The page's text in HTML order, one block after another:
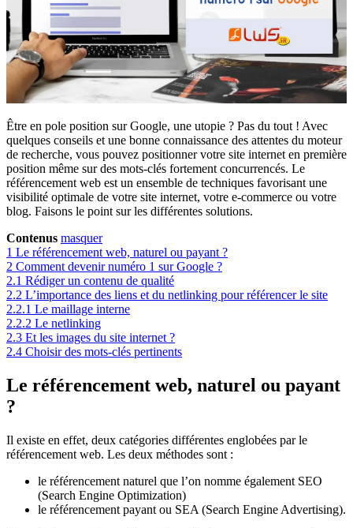
Être en pole position sur Google, une utopie ? Pas du tout ! Avec
quelques conseils et une bonne connaissance des attentes du moteur
de recherche, vous pouvez positionner votre site internet en première
position même sur des mots-clés fortement concurrencés. Le
référencement web est un ensemble de techniques favorisant une
visibilité optimale de votre site internet, votre e-commerce ou votre
blog. Faisons le point sur les différentes solutions.
Contenus masquer
1 Le référencement web, naturel ou payant ?
2 Comment devenir numéro 1 sur Google ?
2.1 Rédiger un contenu de qualité
2.2 L’importance des liens et du netlinking pour référencer le site
2.2.1 Le maillage interne
2.2.2 Le netlinking
2.3 Et les images du site internet ?
2.4 Choisir des mots-clés pertinents
Le référencement web, naturel ou payant
?
Il existe en effet, deux catégories différentes englobées par le
référencement web. Les deux méthodes sont :
le référencement naturel que l’on nomme également SEO
(Search Engine Optimization)
le référencement payant ou SEA (Search Engine Advertising).